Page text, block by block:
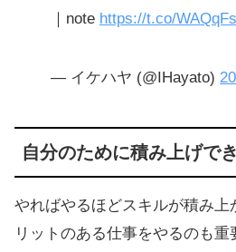
｜note https://t.co/
— イケハヤ (@IHayato)
自分のために積み上げで
やればやるほどスキルが積み上
リットのある仕事をやるのも重